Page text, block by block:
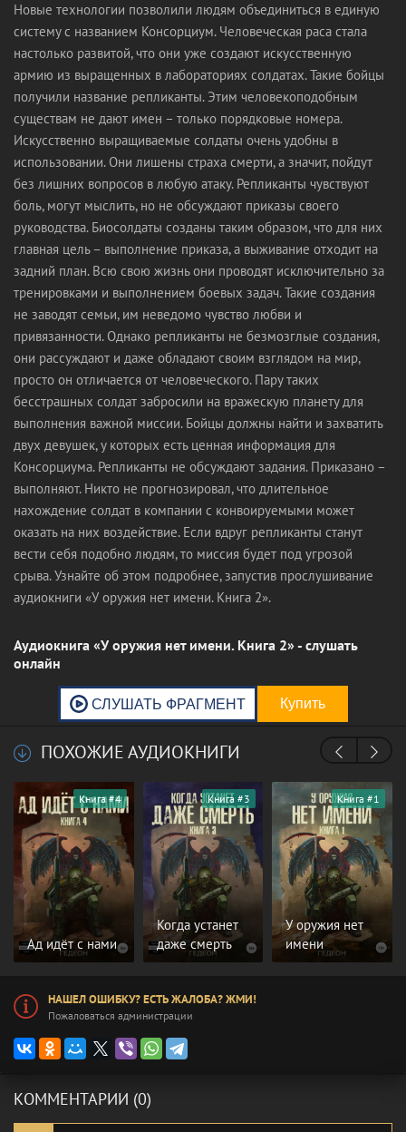
Новые технологии позволили людям объединиться в единую
систему с названием Консорциум. Человеческая раса стала
настолько развитой, что они уже создают искусственную
армию из выращенных в лабораториях солдатах. Такие бойцы
получили название репликанты. Этим человекоподобным
существам не дают имен – только порядковые номера.
Искусственно выращиваемые солдаты очень удобны в
использовании. Они лишены страха смерти, а значит, пойдут
без лишних вопросов в любую атаку. Репликанты чувствуют
боль, могут мыслить, но не обсуждают приказы своего
руководства. Биосолдаты созданы таким образом, что для них
главная цель – выполнение приказа, а выживание отходит на
задний план. Всю свою жизнь они проводят исключительно за
тренировками и выполнением боевых задач. Такие создания
не заводят семьи, им неведомо чувство любви и
привязанности. Однако репликанты не безмозглые создания,
они рассуждают и даже обладают своим взглядом на мир,
просто он отличается от человеческого. Пару таких
бесстрашных солдат забросили на вражескую планету для
выполнения важной миссии. Бойцы должны найти и захватить
двух девушек, у которых есть ценная информация для
Консорциума. Репликанты не обсуждают задания. Приказано –
выполняют. Никто не прогнозировал, что длительное
нахождение солдат в компании с конвоируемыми может
оказать на них воздействие. Если вдруг репликанты станут
вести себя подобно людям, то миссия будет под угрозой
срыва. Узнайте об этом подробнее, запустив прослушивание
аудиокниги «У оружия нет имени. Книга 2».
Аудиокнига «У оружия нет имени. Книга 2» - слушать
онлайн
ПОХОЖИЕ АУДИОКНИГИ
Ад идёт с нами
Книга #4
Когда устанет
даже смерть
Книга #3
У оружия нет
имени
Книга #1
НАШЕЛ ОШИБКУ? ЕСТЬ ЖАЛОБА? ЖМИ!
Пожаловаться администрации
КОММЕНТАРИИ (0)